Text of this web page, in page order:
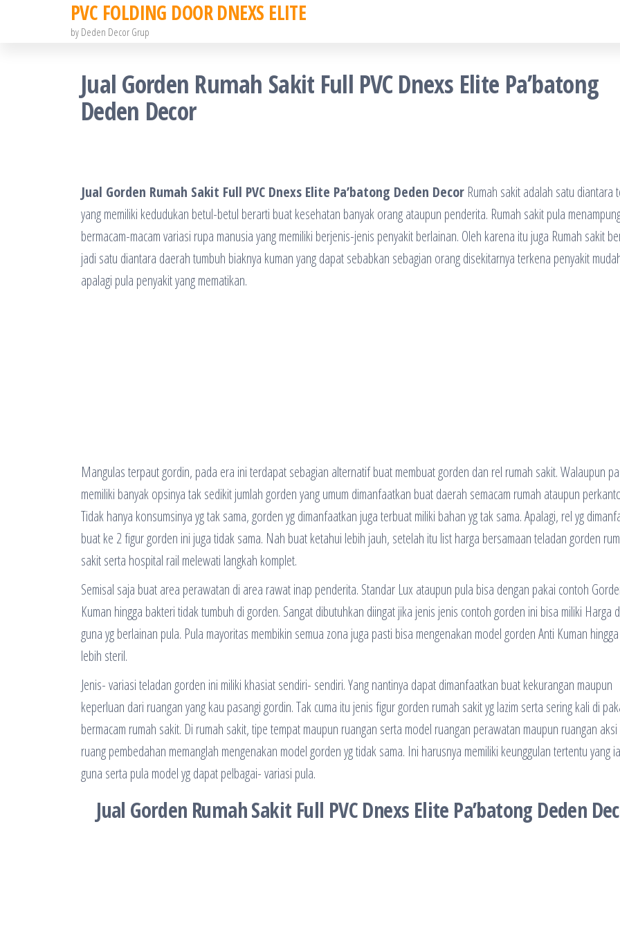
PVC FOLDING DOOR DNEXS ELITE
by Deden Decor Grup
Jual Gorden Rumah Sakit Full PVC Dnexs Elite Pa’batong
Deden Decor
Jual Gorden Rumah Sakit Full PVC Dnexs Elite Pa’batong Deden Decor Rumah sakit adalah satu diantara
yang memiliki kedudukan betul-betul berarti buat kesehatan banyak orang ataupun penderita. Rumah sakit pula
bermacam-macam variasi rupa manusia yang memiliki berjenis-jenis penyakit berlainan. Oleh karena itu juga Rumah sakit
jadi satu diantara daerah tumbuh biaknya kuman yang dapat sebabkan sebagian orang disekitarnya terkena penyakit
apalagi pula penyakit yang mematikan.
Mangulas terpaut gordin, pada era ini terdapat sebagian alternatif buat membuat gorden dan rel rumah sakit. Walaupun
memiliki banyak opsinya tak sedikit jumlah gorden yang umum dimanfaatkan buat daerah semacam rumah ataupun
Tidak hanya konsumsinya yg tak sama, gorden yg dimanfaatkan juga terbuat miliki bahan yg tak sama. Apalagi, rel yg
buat ke 2 figur gorden ini juga tidak sama. Nah buat ketahui lebih jauh, setelah itu list harga bersamaan teladan gorden
sakit serta hospital rail melewati langkah komplet.
Semisal saja buat area perawatan di area rawat inap penderita. Standar Lux ataupun pula bisa dengan pakai contoh
Kuman hingga bakteri tidak tumbuh di gorden. Sangat dibutuhkan diingat jika jenis jenis contoh gorden ini bisa miliki Harga
guna yg berlainan pula. Pula mayoritas membikin semua zona juga pasti bisa mengenakan model gorden Anti Kuman
lebih steril.
Jenis- variasi teladan gorden ini miliki khasiat sendiri- sendiri. Yang nantinya dapat dimanfaatkan buat kekurangan maupun
keperluan dari ruangan yang kau pasangi gordin. Tak cuma itu jenis figur gorden rumah sakit yg lazim serta sering kali di
bermacam rumah sakit. Di rumah sakit, tipe tempat maupun ruangan serta model ruangan perawatan maupun ruangan
ruang pembedahan memanglah mengenakan model gorden yg tidak sama. Ini harusnya memiliki keunggulan tertentu yang
guna serta pula model yg dapat pelbagai- variasi pula.
Jual Gorden Rumah Sakit Full PVC Dnexs Elite Pa’batong Deden